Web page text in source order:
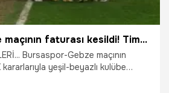
Bursaspor-Gebze maçının faturası kesildi! Timsah’a PFDK’dan ceza yağdı
Bursaspor-Gebze maçının
yeşil-beyazlı kulübe